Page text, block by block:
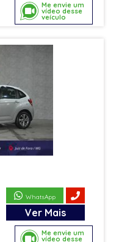
Me envie um
vídeo desse
veículo
Me envie um
vídeo desse
WhatsApp
Ver Mais